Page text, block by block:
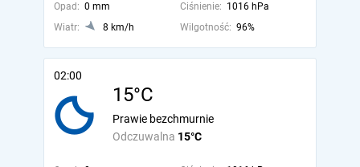
Opad: 0 mm Ciśnienie: 1016 hPa
Wiatr:
8 km/h Wilgotność: 96%
02:00
15°C
Odczuwalna 15°C
Prawie bezchmurnie